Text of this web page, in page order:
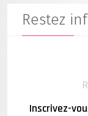
Restez
Inscrivez-